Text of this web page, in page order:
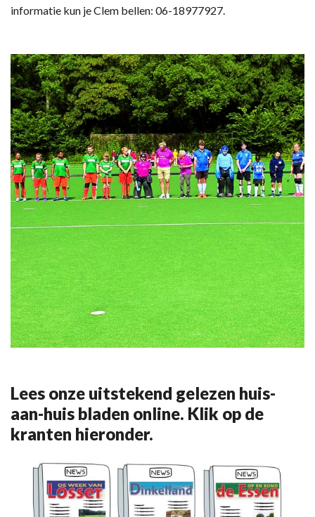
informatie kun je Clem bellen: 06-18977927.
Lees onze uitstekend gelezen huis-
aan-huis bladen online. Klik op de
kranten hieronder.